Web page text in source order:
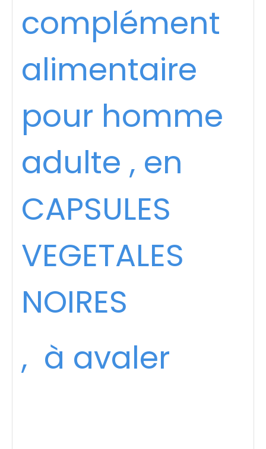
complément
alimentaire
pour homme
adulte , en
CAPSULES
VEGETALES
NOIRES
, à avaler